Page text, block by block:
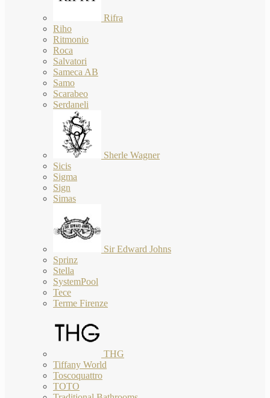
Rifra
Riho
Ritmonio
Roca
Salvatori
Sameca AB
Samo
Scarabeo
Serdaneli
Sherle Wagner
Sicis
Sigma
Sign
Simas
Sir Edward Johns
Sprinz
Stella
SystemPool
Tece
Terme Firenze
THG
Tiffany World
Toscoquattro
TOTO